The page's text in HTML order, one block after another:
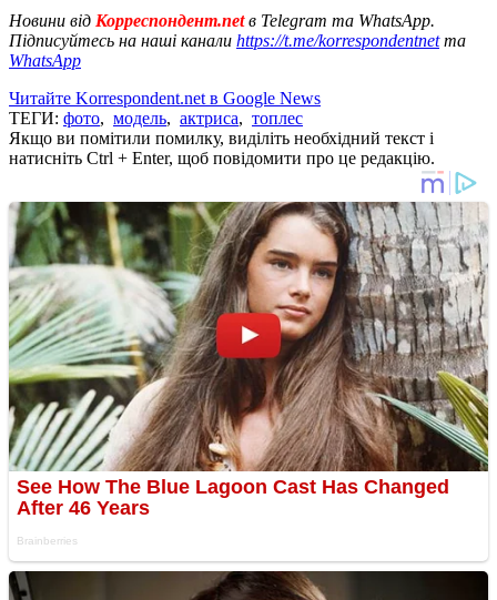
Новини від Корреспондент.netв Telegram та WhatsApp.
Підписуйтесь на наші канали https://t.me/korrespondentnetта
WhatsApp
Читайте Korrespondent.net в Google News
ТЕГИ: фото, модель, актриса, топлес
Якщо ви помітили помилку, виділіть необхідний текст і
натисніть Ctrl + Enter, щоб повідомити про це редакцію.